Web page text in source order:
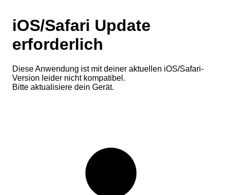
iOS/Safari Update
erforderlich
Diese Anwendung ist mit deiner aktuellen iOS/Safari-
Version leider nicht kompatibel.
Bitte aktualisiere dein Gerät.